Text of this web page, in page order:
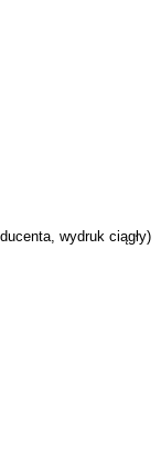
wydruk ciągły)